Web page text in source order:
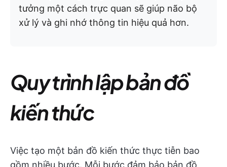
tưởng một cách trực quan sẽ giúp não bộ
xử lý và ghi nhớ thông tin hiệu quả hơn.
Quy trình lập bản đồ
kiến thức
Việc tạo một bản đồ kiến thức thực tiễn bao
gồm nhiều bước. Mỗi bước đảm bảo bản đồ